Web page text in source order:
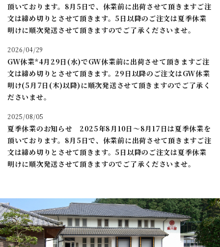
頂いております。8月5日で、休業前に出荷させて頂きますご注
文は締め切りとさせて頂きます。5日以降のご注文は夏季休業
明けに順次発送させて頂きますのでご了承くださいませ。
2026/04/29
GW休業*4月29日(水)でGW休業前に出荷させて頂きますご注
文は締め切りとさせて頂きます。29日以降のご注文はGW休業
明け(5月7日(木)以降)に順次発送させて頂きますのでご了承く
ださいませ。
2025/08/05
夏季休業のお知らせ 2025年8月10日～8月17日は夏季休業を
頂いております。8月5日で、休業前に出荷させて頂きますご注
文は締め切りとさせて頂きます。5日以降のご注文は夏季休業
明けに順次発送させて頂きますのでご了承くださいませ。